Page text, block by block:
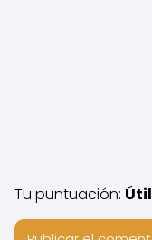
Tu puntuación: Útil